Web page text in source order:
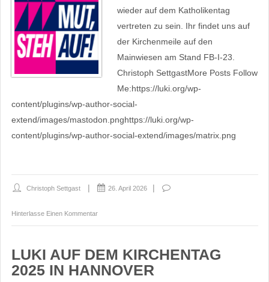
wieder auf dem Katholikentag
vertreten zu sein. Ihr findet uns auf
der Kirchenmeile auf den
Mainwiesen am Stand FB-I-23.
Christoph SettgastMore Posts Follow
Me:https://luki.org/wp-
content/plugins/wp-author-social-
extend/images/mastodon.pnghttps://luki.org/wp-
content/plugins/wp-author-social-extend/images/matrix.png
Christoph Settgast 26. April 2026
Hinterlasse Einen Kommentar
LUKI AUF DEM KIRCHENTAG
2025 IN HANNOVER